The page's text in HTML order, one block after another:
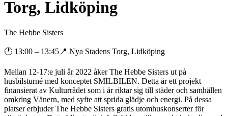
Torg, Lidköping
The Hebbe Sisters
🕐 13:00 – 13:45 📍 Nya Stadens Torg, Lidköping
Mellan 12-17:e juli år 2022 åker The Hebbe Sisters ut på
husbilsturné med konceptet SMILBILEN. Detta är ett projekt
finansierat av Kulturrådet som i år riktar sig till städer och samhällen
omkring Vänern, med syfte att sprida glädje och energi. På dessa
platser erbjuder The Hebbe Sisters gratis utomhuskonserter för